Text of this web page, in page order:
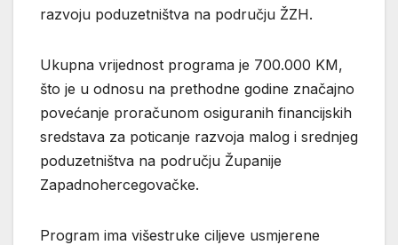
razvoju poduzetništva na području ŽZH.
Ukupna vrijednost programa je 700.000 KM,
što je u odnosu na prethodne godine značajno
povećanje proračunom osiguranih financijskih
sredstava za poticanje razvoja malog i srednjeg
poduzetništva na području Županije
Zapadnohercegovačke.
Program ima višestruke ciljeve usmjerene